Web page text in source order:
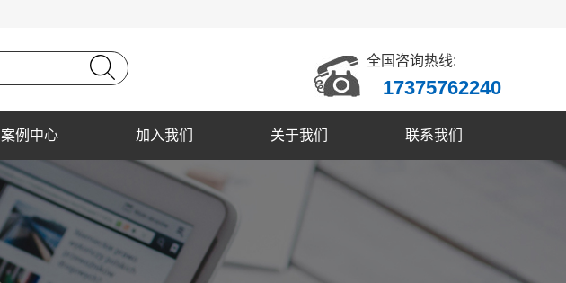
全国咨询热线:
17375762240
案例中心 加入我们 关于我们 联系我们